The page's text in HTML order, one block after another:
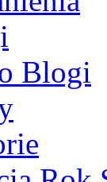
Blogi